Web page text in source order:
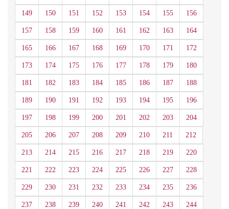
149 150 151 152 153 154 155 156
157 158 159 160 161 162 163 164
165 166 167 168 169 170 171 172
173 174 175 176 177 178 179 180
181 182 183 184 185 186 187 188
189 190 191 192 193 194 195 196
197 198 199 200 201 202 203 204
205 206 207 208 209 210 211 212
213 214 215 216 217 218 219 220
221 222 223 224 225 226 227 228
229 230 231 232 233 234 235 236
237 238 239 240 241 242 243 244